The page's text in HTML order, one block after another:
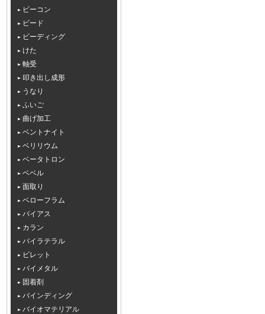
ビーコン
ビード
ビーディング
けた
軸受
叩き出し成形
うなり
ふいご
曲げ加工
ベントナイト
ベリリウム
ベータトロン
ベベル
面取り
ベローフラム
バイアス
カラン
バイラテラル
ビレット
バイメタル
固着剤
バインディング
バイオマテリアル